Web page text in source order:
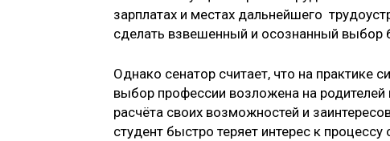
зарплатах и местах дальнейшего
сделать взвешенный и осознанный выбор
Однако сенатор считает, что на практике
выбор профессии возложена на
расчёта своих возможностей и
студент быстро теряет интерес к